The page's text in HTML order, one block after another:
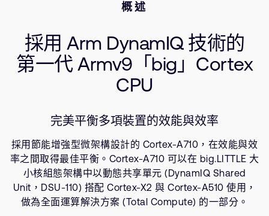
研究合作
網站
Arm 全球總部
110 Fulbourn Road
Cambridge, UK
CB1 9NJ
Tel: + 44(1223) 400 400 [main reception]
Fax: + 44(1223) 400 410
資源
概述
採用 Arm DynamIQ 技術的
第一代 Armv9「big」Cortex
CPU
完美平衡多項裝置的效能與效率
採用節能增強型微架構設計的 Cortex-A710，在效能與效
率之間取得最佳平衡。Cortex-A710 可以在 big.LITTLE 大
小核組態架構中以動態共享單元 (DynamIQ Shared
Unit，DSU-110) 搭配 Cortex-X2 與 Cortex-A510 使用，
做為全面運算解決方案 (Total Compute) 的一部分。